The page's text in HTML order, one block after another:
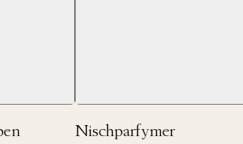
Nischparfymer